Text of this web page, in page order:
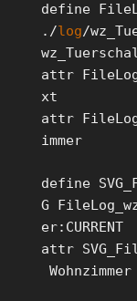
define
./log/
attr
xt
attr
immer
define
G
er:CURRENT
attr
Wohnzimmer